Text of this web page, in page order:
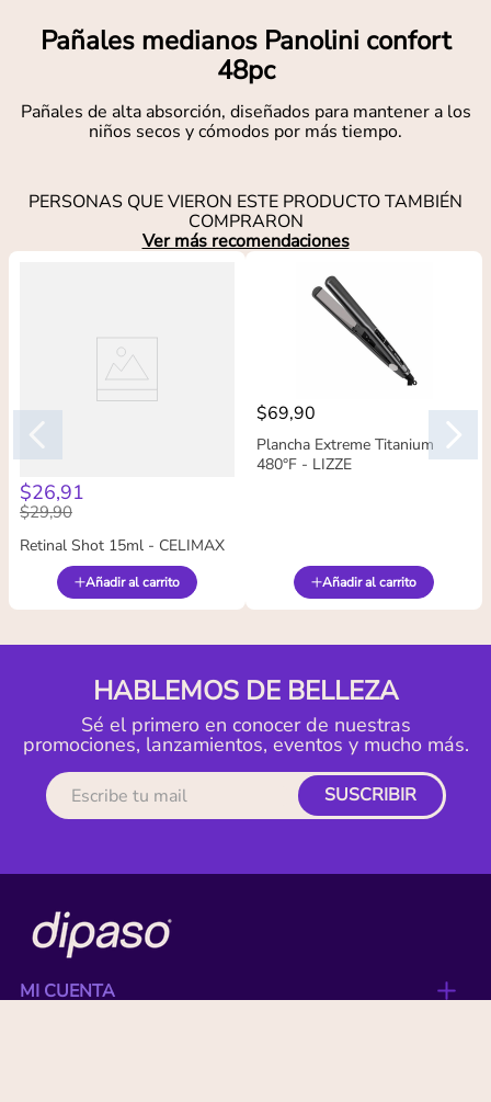
Pañales medianos Panolini confort
48pc
Pañales de alta absorción, diseñados para mantener a los
niños secos y cómodos por más tiempo.
PERSONAS QUE VIERON ESTE PRODUCTO TAMBIÉN
COMPRARON
Ver más recomendaciones
$26,91
$29,90
Retinal Shot 15ml - CELIMAX
Añadir al carrito
$69,90
Plancha Extreme Titanium
480°F - LIZZE
Añadir al carrito
HABLEMOS DE BELLEZA
Sé el primero en conocer de nuestras
promociones, lanzamientos, eventos y mucho más.
SUSCRIBIR
MI CUENTA